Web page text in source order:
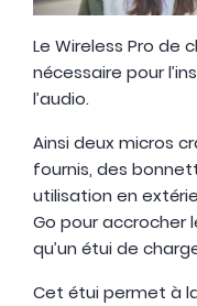
Le Wireless Pro de
nécessaire pour
l’audio.
Ainsi deux micros
fournis, des
utilisation en
Go pour accrocher
qu’un étui de
Cet étui permet à